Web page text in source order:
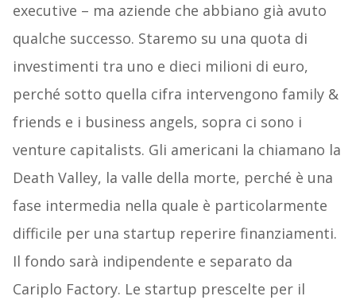
executive – ma aziende che abbiano già avuto
qualche successo. Staremo su una quota di
investimenti tra uno e dieci milioni di euro,
perché sotto quella cifra intervengono family &
friends e i business angels, sopra ci sono i
venture capitalists. Gli americani la chiamano la
Death Valley, la valle della morte, perché è una
fase intermedia nella quale è particolarmente
difficile per una startup reperire finanziamenti.
Il fondo sarà indipendente e separato da
Cariplo Factory. Le startup prescelte per il